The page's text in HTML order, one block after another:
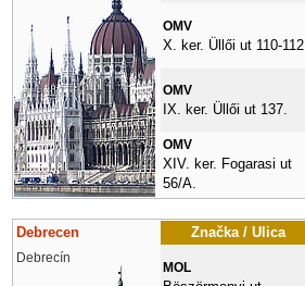
OMV
X. ker. Üllői ut 110-112.
OMV
IX. ker. Üllői ut 137.
OMV
XIV. ker. Fogarasi ut
56/A.
Debrecen Značka / Ulica
Debrecín
MOL